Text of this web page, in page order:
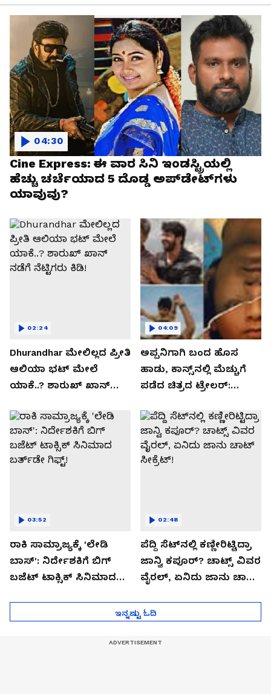
Cine Express: ಈ ವಾರ ಸಿನಿ ಇಂಡಸ್ಟ್ರಿಯಲ್ಲಿ
ಹೆಚ್ಚು ಚರ್ಚೆಯಾದ 5 ದೊಡ್ಡ ಅಪ್‌ಡೇಟ್‌ಗಳು
ಯಾವುವು?
04:30
Dhurandhar​ ಮೇಲಿಲ್ಲದ ಪ್ರೀತಿ
ಆಲಿಯಾ ಭಟ್ ಮೇಲೆ
ಯಾಕೆ..? ಶಾರುಖ್ ಖಾನ್
02:24
ಅಪ್ಪನಿಗಾಗಿ ಬಂದ ಹೊಸ
ಹಾಡು, ಕಾನ್ಸ್‌ನಲ್ಲಿ ಮೆಚ್ಚುಗೆ
ಪಡೆದ ಚಿತ್ರದ ಟ್ರೇಲರ್:
04:09
ರಾಕಿ ಸಾಮ್ರಾಜ್ಯಕ್ಕೆ 'ಲೇಡಿ
ಬಾಸ್': ನಿರ್ದೇಶಕಿಗೆ ಬಿಗ್
ಬಜೆಟ್ ಟಾಕ್ಸಿಕ್ ಸಿನಿಮಾದ
03:52
ಪೆದ್ದಿ ಸೆಟ್​ನಲ್ಲಿ ಕಣ್ಣೀರಿಟ್ಟಿದ್ರಾ
ಜಾನ್ವಿ ಕಪೂರ್? ಚಾಟ್ಸ್ ವಿವರ
ವೈರಲ್, ಏನಿದು ಜಾನು ಚಾಟ್
02:48
ಇನ್ನಷ್ಟು ಓದಿ